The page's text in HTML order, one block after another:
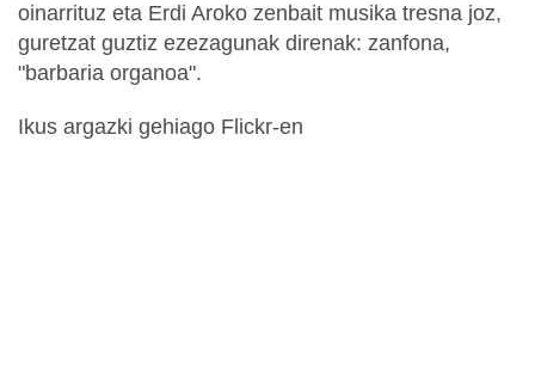
oinarrituz eta Erdi Aroko zenbait musika tresna joz,
guretzat guztiz ezezagunak direnak: zanfona,
"barbaria organoa".
Ikus argazki gehiago Flickr-en